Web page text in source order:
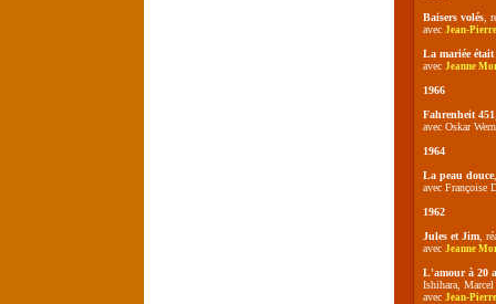
Baisers volés ,
avec Jean-
La mariée
avec Jeanne
1966
Fahrenheit 451
avec Oskar
1964
La peau douce
avec Françoise
1962
Jules et Jim ,
avec Jeanne
L'amour à 20
Ishihara,
avec Jean-